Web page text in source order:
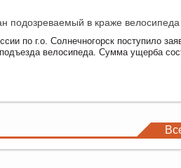
подозреваемый в краже велосипеда
по г.о. Солнечногорск поступило
велосипеда. Сумма ущерба